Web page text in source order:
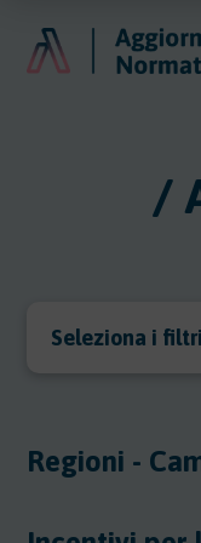
/
Seleziona i filtri
Regioni -